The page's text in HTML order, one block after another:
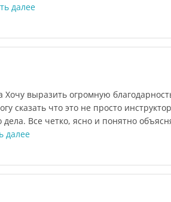
далее
Хочу выразить огромную
сказать что это не просто
Все четко, ясно и понятно
далее